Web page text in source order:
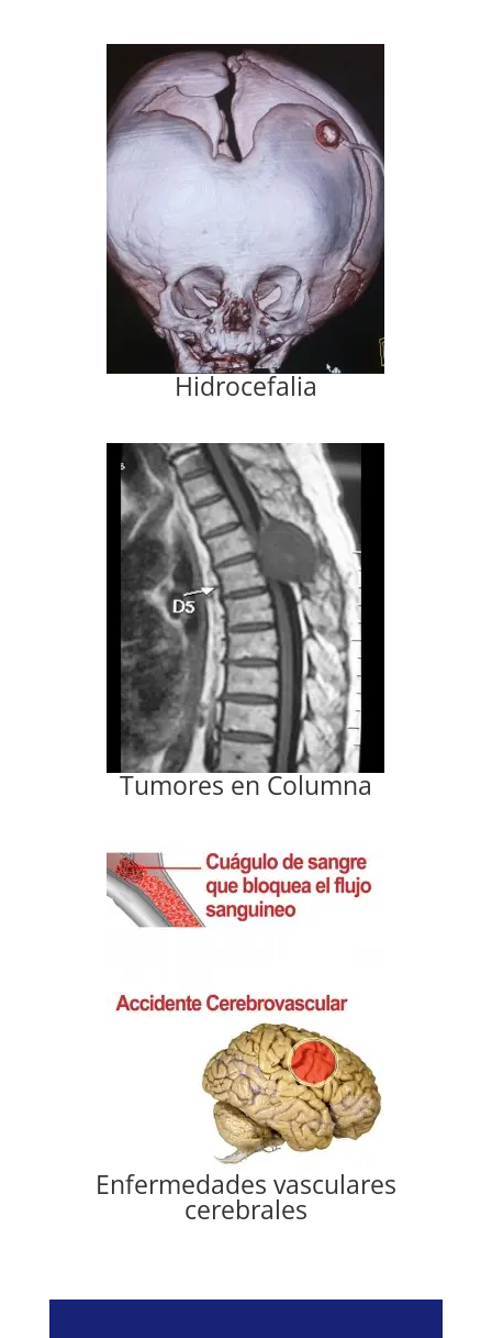
Hidrocefalia
Tumores en Columna
Enfermedades vasculares
cerebrales